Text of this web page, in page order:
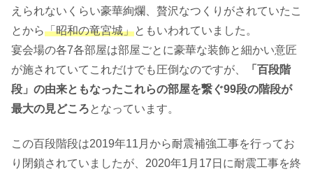
えられないくらい豪華絢爛、贅沢なつくりがされていたこ
とから「昭和の竜宮城」ともいわれていました。
宴会場の各7各部屋は部屋ごとに豪華な装飾と細かい意匠
が施されていてこれだけでも圧倒なのですが、
「百段階
段」の由来ともなったこれらの部屋を繋ぐ99段の階段が
最大の見どころとなっています。
この百段階段は2019年11月から耐震補強工事を行ってお
り閉鎖されていましたが、2020年1月17日に耐震工事を終